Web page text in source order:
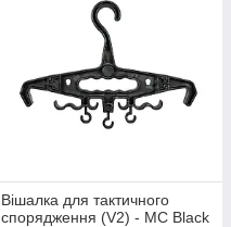
Вішалка для тактичного
спорядження (V2) - MC Black